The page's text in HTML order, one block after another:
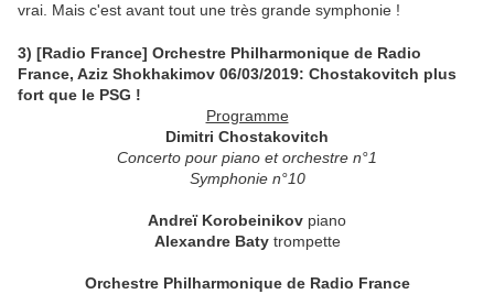
vrai. Mais c'est avant tout une très grande symphonie !
3) [Radio France] Orchestre Philharmonique de Radio
France, Aziz Shokhakimov 06/03/2019: Chostakovitch plus
fort que le PSG !
Programme
Dimitri Chostakovitch
Concerto pour piano et orchestre n°1
Symphonie n°10
Andreï Korobeinikov piano
Alexandre Batytrompette
Orchestre Philharmonique de Radio France